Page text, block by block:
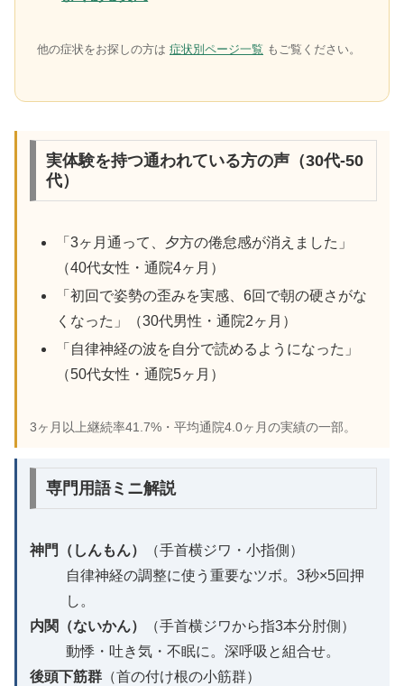
他の症状をお探しの方は 症状別ページ一覧 もご覧ください。
実体験を持つ通われている方の声（30代-50
代）
「3ヶ月通って、夕方の倦怠感が消えました」
（40代女性・通院4ヶ月）
「初回で姿勢の歪みを実感、6回で朝の硬さがな
くなった」（30代男性・通院2ヶ月）
「自律神経の波を自分で読めるようになった」
（50代女性・通院5ヶ月）
3ヶ月以上継続率41.7%・平均通院4.0ヶ月の実績の一部。
専門用語ミニ解説
神門（しんもん）
（手首横ジワ・小指側）
自律神経の調整に使う重要なツボ。3秒×5回押
し。
内関（ないかん）
（手首横ジワから指3本分肘側）
動悸・吐き気・不眠に。深呼吸と組合せ。
後頭下筋群 （首の付け根の小筋群）